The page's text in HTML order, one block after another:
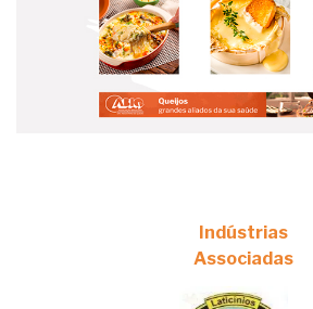
Indústrias
Associadas